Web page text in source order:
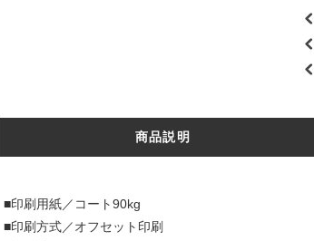
商品説明
■印刷用紙／コート90kg
■印刷方式／オフセット印刷